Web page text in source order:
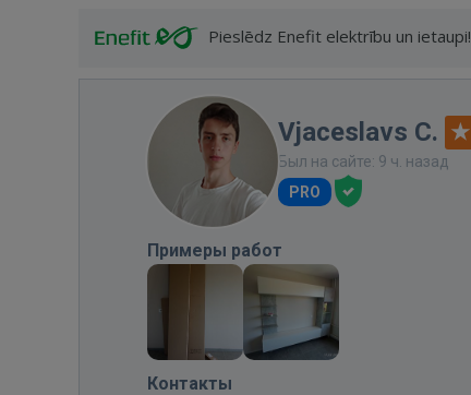
Pieslēdz Enefit elektrību un ietaupi!
Vjaceslavs C.
Был на сайте: 9 ч. назад
PRO
Примеры работ
Контакты